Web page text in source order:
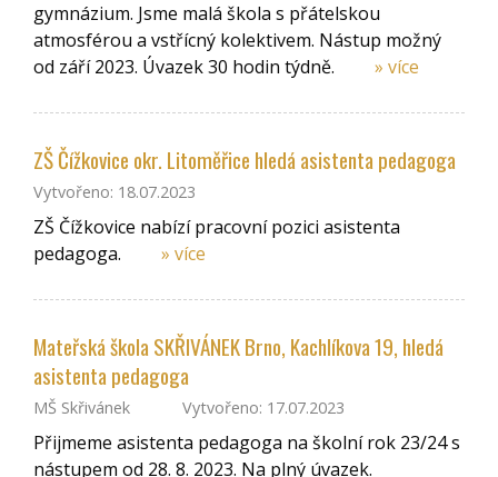
gymnázium. Jsme malá škola s přátelskou
atmosférou a vstřícný kolektivem. Nástup možný
od září 2023. Úvazek 30 hodin týdně.
» více
ZŠ Čížkovice okr. Litoměřice hledá asistenta pedagoga
Vytvořeno: 18.07.2023
ZŠ Čížkovice nabízí pracovní pozici asistenta
pedagoga.
» více
Mateřská škola SKŘIVÁNEK Brno, Kachlíkova 19, hledá
asistenta pedagoga
MŠ Skřivánek Vytvořeno: 17.07.2023
Přijmeme asistenta pedagoga na školní rok 23/24 s
nástupem od 28. 8. 2023. Na plný úvazek.